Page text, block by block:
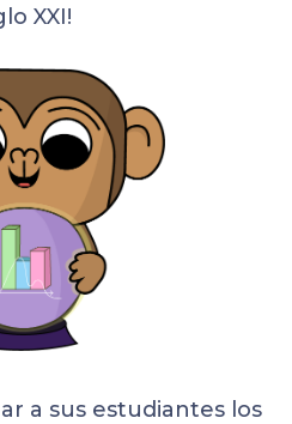
XXI!
a sus estudiantes los